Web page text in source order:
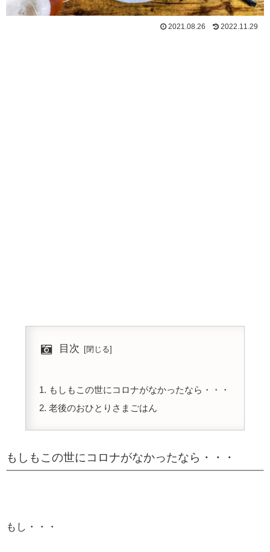
2021.08.26 2022.11.29
目次
もしもこの世にコロナがなかったなら・・・
老後のおひとりさまごはん
もしもこの世にコロナがなかったなら・・・
もし・・・